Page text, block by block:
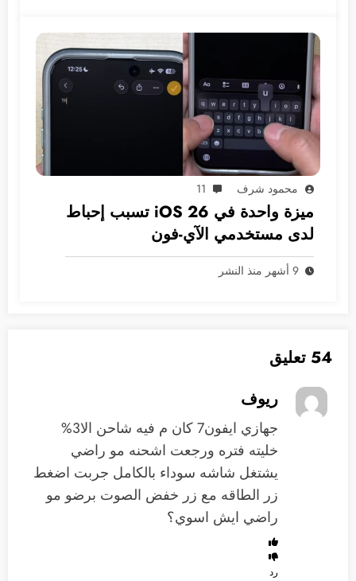
محمود شرف 11
ميزة واحدة في iOS 26 تسبب إحباط
لدى مستخدمي الآي-فون
9 أشهر منذ النشر
54 تعليق
ريوف
جهازي ايفون7 كان م فيه شاحن الا3%
خليته فتره ورجعت اشحنه مو راضي
يشتغل شاشه سوداء بالكامل جربت اضغط
زر الطاقه مع زر خفض الصوت برضو مو
راضي ايش اسوي؟
رد